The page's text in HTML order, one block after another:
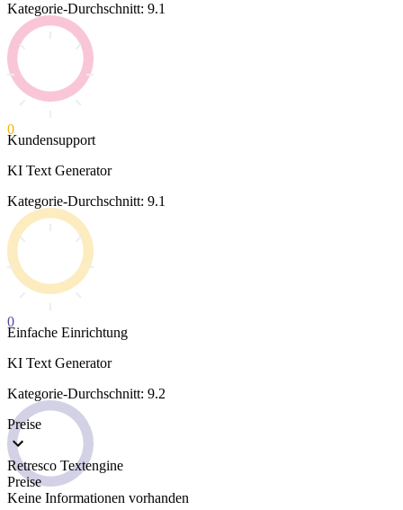
Kategorie-Durchschnitt: 9.1
0
Kundensupport
KI Text Generator
Kategorie-Durchschnitt: 9.1
0
Einfache Einrichtung
KI Text Generator
Kategorie-Durchschnitt: 9.2
Preise
Retresco Textengine
Preise
Keine Informationen vorhanden